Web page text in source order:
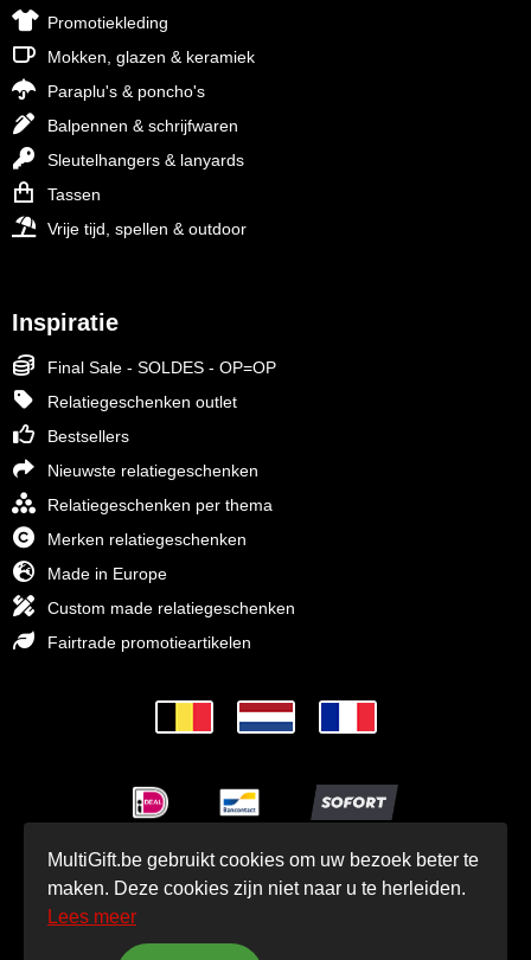
Promotiekleding
Mokken, glazen & keramiek
Paraplu's & poncho's
Balpennen & schrijfwaren
Sleutelhangers & lanyards
Tassen
Vrije tijd, spellen & outdoor
Inspiratie
Final Sale - SOLDES - OP=OP
Relatiegeschenken outlet
Bestsellers
Nieuwste relatiegeschenken
Relatiegeschenken per thema
Merken relatiegeschenken
Made in Europe
Custom made relatiegeschenken
Fairtrade promotieartikelen
© MultiGift Relatiegeschenken 1993 - 2026
MultiGift.be gebruikt cookies om uw bezoek beter te
maken. Deze cookies zijn niet naar u te herleiden.
Lees meer